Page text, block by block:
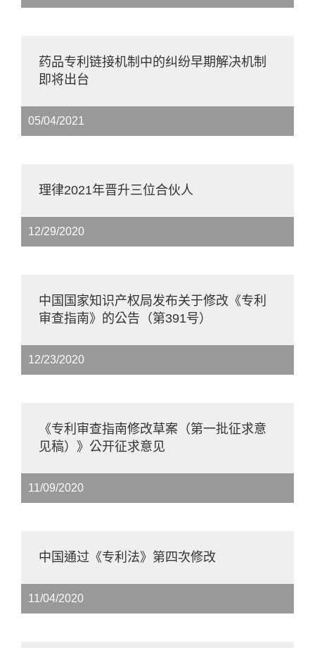
药品专利链接机制中的纠纷早期解决机制
即将出台
05/04/2021
理律2021年晋升三位合伙人
12/29/2020
中国国家知识产权局发布关于修改《专利
审查指南》的公告（第391号）
12/23/2020
《专利审查指南修改草案（第一批征求意
见稿）》公开征求意见
11/09/2020
中国通过《专利法》第四次修改
11/04/2020